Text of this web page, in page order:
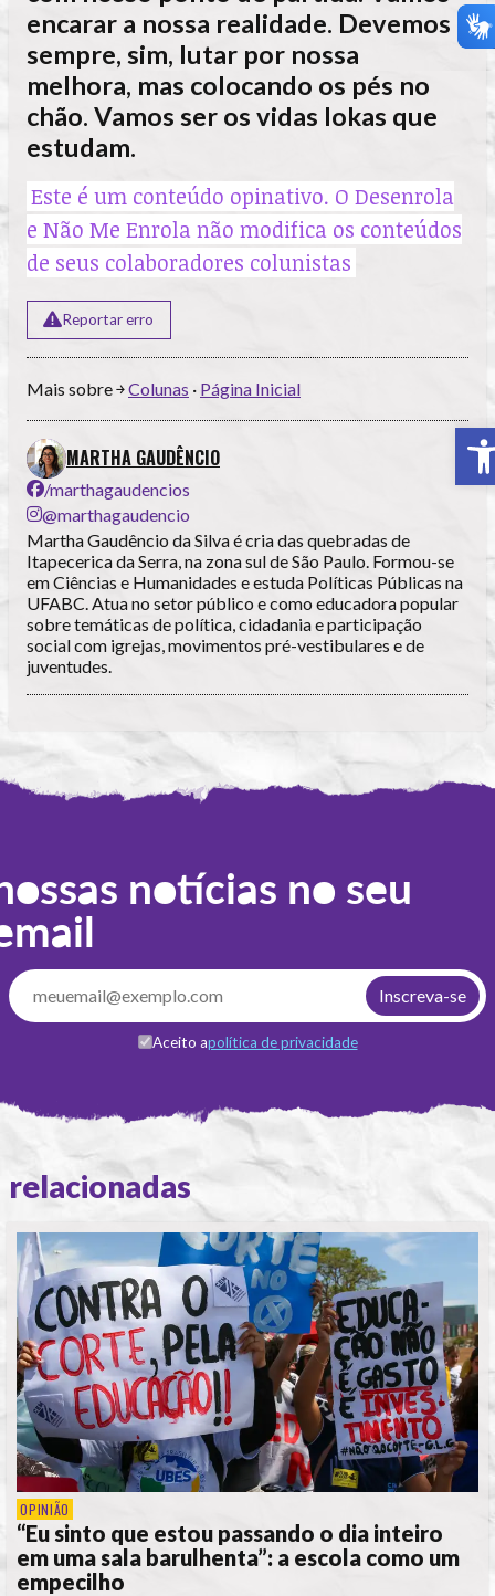
encarar a nossa realidade. Devemos
sempre, sim, lutar por nossa
melhora, mas colocando os pés no
chão. Vamos ser os vidas lokas que
estudam.
Este é um conteúdo opinativo. O Desenrola
e Não Me Enrola não modifica os conteúdos
de seus colaboradores colunistas
Reportar erro
Mais sobre ￫Colunas · Página Inicial
MARTHA GAUDÊNCIO
/marthagaudencios
@marthagaudencio
Martha Gaudêncio da Silva é cria das quebradas de
Itapecerica da Serra, na zona sul de São Paulo. Formou-se
em Ciências e Humanidades e estuda Políticas Públicas na
UFABC. Atua no setor público e como educadora popular
sobre temáticas de política, cidadania e participação
social com igrejas, movimentos pré-vestibulares e de
juventudes.
notícias no seu
Aceito apolítica de privacidade
relacionadas
OPINIÃO
“Eu sinto que estou passando o dia inteiro
em uma sala barulhenta”: a escola como um
empecilho